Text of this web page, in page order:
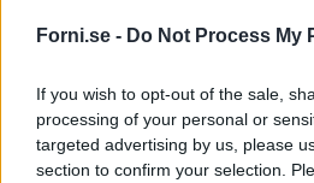
Forni.se - Do Not Process My
If you wish to opt-out of the sale,
processing of your personal or
targeted advertising by us, please
section to confirm your selection.
har flera såna personer i mitt liv.
mindre än 2år har jag ändrat hela
spegeln och hatar det man ser. Då
man släpper ut all ilska till någon
Pushar.